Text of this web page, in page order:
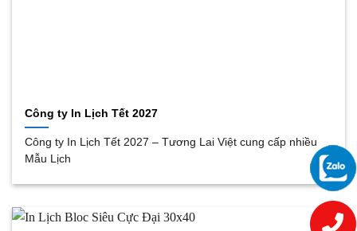
Công ty In Lịch Tết 2027
Công ty In Lịch Tết 2027 – Tương Lai Việt cung cấp nhiều
Mẫu Lịch